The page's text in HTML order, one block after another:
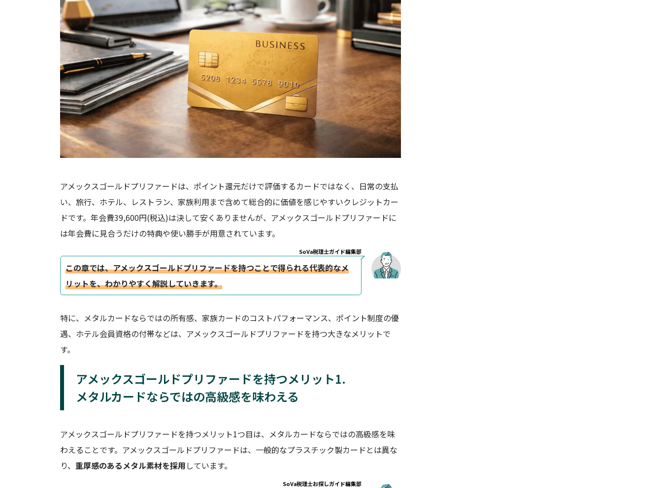
アメックスゴールドプリファードは、ポイント還元だけで評価するカードではなく、日常の支払
い、旅行、ホテル、レストラン、家族利用まで含めて総合的に価値を感じやすいクレジットカー
ドです。年会費39,600円(税込)は決して安くありませんが、アメックスゴールドプリファードに
は年会費に見合うだけの特典や使い勝手が用意されています。
SoVa税理士ガイド編集部
この章では、アメックスゴールドプリファードを持つことで得られる代表的なメ
リットを、わかりやすく解説していきます。
特に、メタルカードならではの所有感、家族カードのコストパフォーマンス、ポイント制度の優
遇、ホテル会員資格の付帯などは、アメックスゴールドプリファードを持つ大きなメリットで
す。
アメックスゴールドプリファードを持つメリット1.
メタルカードならではの高級感を味わえる
アメックスゴールドプリファードを持つメリット1つ目は、メタルカードならではの高級感を味
わえることです。アメックスゴールドプリファードは、一般的なプラスチック製カードとは異な
り、 重厚感のあるメタル素材を採用しています。
SoVa税理士お探しガイド編集部